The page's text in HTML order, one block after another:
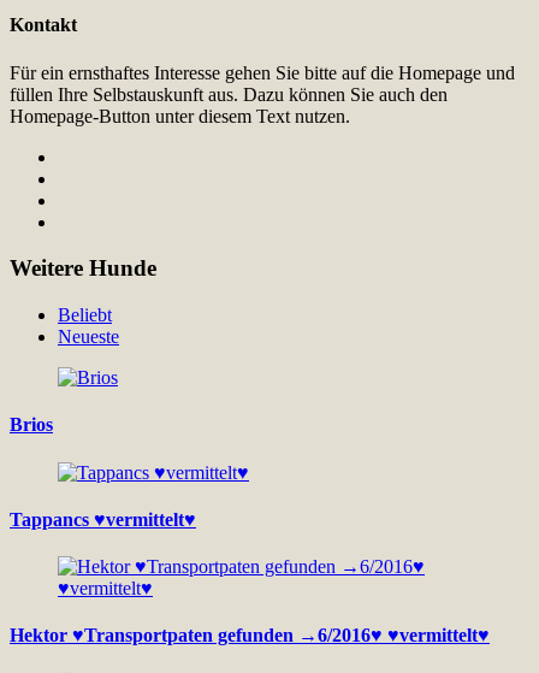
Kontakt
Für ein ernsthaftes Interesse gehen Sie bitte auf die Homepage und
füllen Ihre Selbstauskunft aus. Dazu können Sie auch den
Homepage-Button unter diesem Text nutzen.
Weitere Hunde
Beliebt
Neueste
Brios
Tappancs ♥vermittelt♥
Hektor ♥Transportpaten gefunden →6/2016♥ ♥vermittelt♥